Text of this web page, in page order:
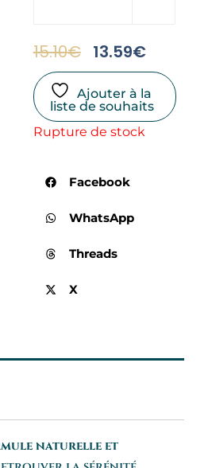
15.10€ Le
Prix
Initial
Était :
15.10€.
13.59€Le
Prix
Actuel
Est :
13.59€.
Ajouter à la
liste de souhaits
Rupture de stock
Facebook
WhatsApp
Threads
X
naturelle et